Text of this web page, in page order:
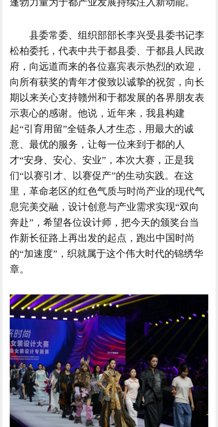
县委常委、组织部部长李兴受县委书记李
松柏委托，代表中共于都县委、于都县人民政
府，向远道而来的各位嘉宾表示热烈的欢迎，
向所有获奖的青年才俊致以诚挚的祝贺，向长
期以来关心支持赣州和于都发展的各界朋友表
示衷心的感谢。他说，近年来，我县构建
起“引育用留”全链条人才生态，用最大的诚
意、最优的服务，让每一位来到于都的人
才“安身、安心、安业”，本次大赛，正是我
们“以赛引才、以赛促产”的生动实践。在这
里，革命老区的红色气质与时尚产业的现代气
息完美交融，设计创意与产业需求实现“双向
奔赴”，希望各位设计师，把今天的颁奖台当
作新长征路上再出发的起点，跑出中国时尚
的“加速度”，织就属于这个伟大时代的锦绣华
章。